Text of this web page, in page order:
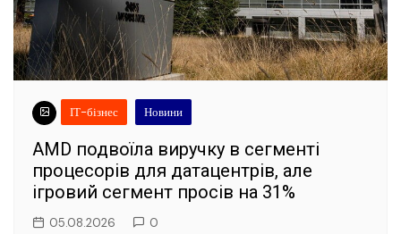
ІТ-бізнес Новини
AMD подвоїла виручку в сегменті
процесорів для датацентрів, але
ігровий сегмент просів на 31%
05.08.2026 0